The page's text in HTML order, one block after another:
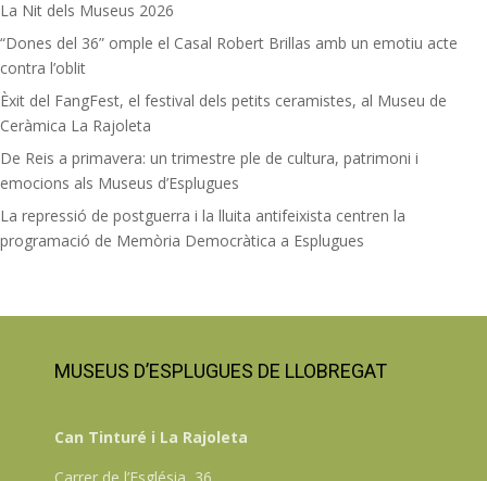
La Nit dels Museus 2026
“Dones del 36” omple el Casal Robert Brillas amb un emotiu acte
contra l’oblit
Èxit del FangFest, el festival dels petits ceramistes, al Museu de
Ceràmica La Rajoleta
De Reis a primavera: un trimestre ple de cultura, patrimoni i
emocions als Museus d’Esplugues
La repressió de postguerra i la lluita antifeixista centren la
programació de Memòria Democràtica a Esplugues
MUSEUS D’ESPLUGUES DE LLOBREGAT
Can Tinturé i La Rajoleta
Carrer de l’Església, 36